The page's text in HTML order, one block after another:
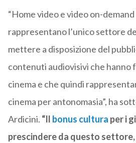
“Home video e video on-
rappresentano l’unico settore
mettere a disposizione del
contenuti audiovisivi che hanno
cinema e che quindi
cinema per antonomasia”, ha
Ardicini. “Il bonus cultura per i
prescindere da questo settore,